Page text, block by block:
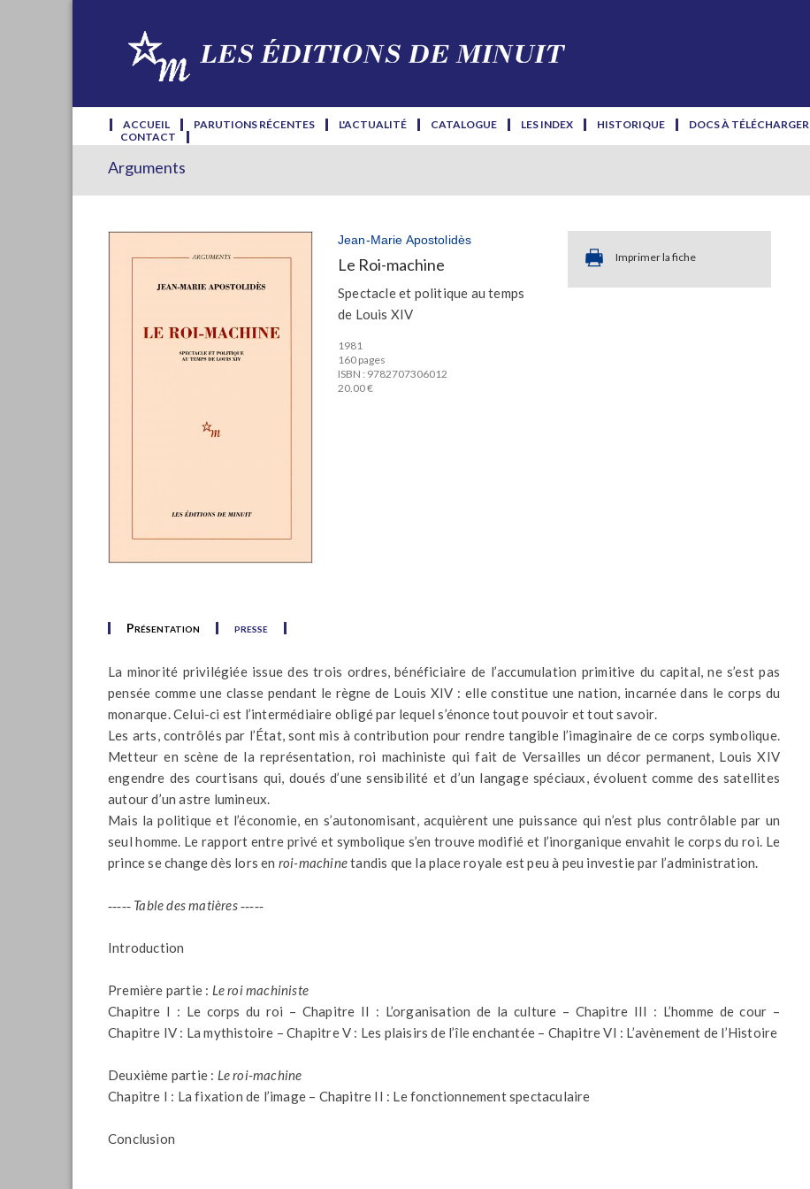
ACCUEIL PARUTIONS RÉCENTES L'ACTUALITÉ CATALOGUE LES INDEX HISTORIQUE DOCS À TÉLÉCHARGER
CONTACT
Arguments
Jean-Marie Apostolidès
Le Roi-machine
Spectacle et politique au temps
de Louis XIV
1981
160 pages
ISBN : 9782707306012
20.00 €
Imprimer la fiche
Présentation presse
La minorité privilégiée issue des trois ordres, bénéficiaire de l’accumulation primitive du capital, ne s’est pas
pensée comme une classe pendant le règne de Louis XIV : elle constitue une nation, incarnée dans le corps du
monarque. Celui-ci est l’intermédiaire obligé par lequel s’énonce tout pouvoir et tout savoir.
Les arts, contrôlés par l’État, sont mis à contribution pour rendre tangible l’imaginaire de ce corps symbolique.
Metteur en scène de la représentation, roi machiniste qui fait de Versailles un décor permanent, Louis XIV
engendre des courtisans qui, doués d’une sensibilité et d’un langage spéciaux, évoluent comme des satellites
autour d’un astre lumineux.
Mais la politique et l’économie, en s’autonomisant, acquièrent une puissance qui n’est plus contrôlable par un
seul homme. Le rapport entre privé et symbolique s’en trouve modifié et l’inorganique envahit le corps du roi. Le
prince se change dès lors en roi-machinetandis que la place royale est peu à peu investie par l’administration.
‑‑‑‑‑ Table des matières ‑‑‑‑‑
Introduction
Première partie : Le roi machiniste
Chapitre I : Le corps du roi – Chapitre II : L’organisation de la culture – Chapitre III : L’homme de cour –
Chapitre IV : La mythistoire – Chapitre V : Les plaisirs de l’île enchantée – Chapitre VI : L’avènement de l’Histoire
Deuxième partie : Le roi-machine
Chapitre I : La fixation de l’image – Chapitre II : Le fonctionnement spectaculaire
Conclusion